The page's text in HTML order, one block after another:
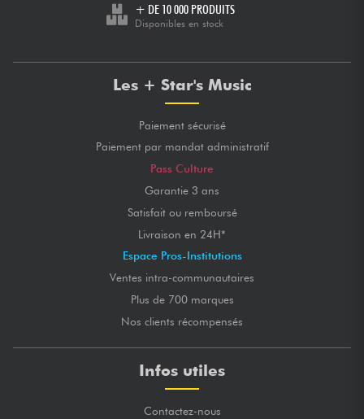
+ DE 10 000 PRODUITS
Disponibles en stock
Les + Star's Music
Paiement sécurisé
Paiement par mandat administratif
Pass Culture
Garantie 3 ans
Satisfait ou remboursé
Livraison en 24H*
Espace Pros-Institutions
Ventes intra-communautaires
Plus de 700 marques
Nos clients récompensés
Infos utiles
Contactez-nous